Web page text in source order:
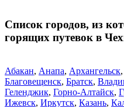
Список городов, из
горящих путевок в
Абакан, Анапа, Архангельск,
Благовещенск, Братск,
Геленджик, Горно-Алтайск,
Ижевск, Иркутск, Казань,